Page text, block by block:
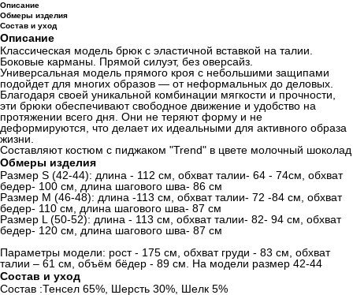
Описание
Обмеры изделия
Состав и уход
Описание
Классическая модель брюк с эластичной вставкой на талии.
Боковые карманы. Прямой силуэт, без оверсайз.
Универсальная модель прямого кроя с небольшими защипами
подойдет для многих образов — от неформальных до деловых.
Благодаря своей уникальной комбинации мягкости и прочности,
эти брюки обеспечивают свободное движение и удобство на
протяжении всего дня. Они не теряют форму и не
деформируются, что делает их идеальными для активного образа
жизни.
Составляют костюм с пиджаком "Trend" в цвете молочный шоколад
Обмеры изделия
Размер S (42-44): длина - 112 см, обхват талии- 64 - 74см, обхват
бедер- 100 см, длина шагового шва- 86 см
Размер М (46-48): длина -113 см, обхват талии- 72 -84 см, обхват
бедер- 110 см, длина шагового шва- 87 см
Размер L (50-52): длина - 113 см, обхват талии- 82- 94 см, обхват
бедер- 120 см, длина шагового шва- 87 см
Параметры модели: рост - 175 см, обхват груди - 83 см, обхват
талии – 61 см, объём бёдер - 89 см. На модели размер 42-44
Состав и уход
Состав :Тенсел 65%, Шерсть 30%, Шелк 5%